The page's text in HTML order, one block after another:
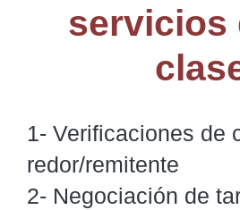
servicios
1- Verificaciones de
redor/remitente
2- Negociación de